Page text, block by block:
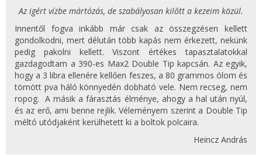
Az igért vízbe mártózás, de szabályosan kilőtt a kezeim közül.
Innentől fogva inkább már csak az összegzésen kellett
gondolkodni, mert délután több kapás nem érkezett, nekünk
pedig pakolni kellett. Viszont értékes tapasztalatokkal
gazdagodtam a 390-es Max2 Double Tip kapcsán. Az egyik,
hogy a 3 libra ellenére kellően feszes, a 80 grammos ólom és
tömött pva háló könnyedén dobható vele. Nem recseg, nem
ropog. A másik a fárasztás élménye, ahogy a hal után nyúl,
és az erő, ami benne rejlik. Véleményem szerint a Double Tip
méltó utódjaként kerülhetett ki a boltok polcaira.
Heincz András